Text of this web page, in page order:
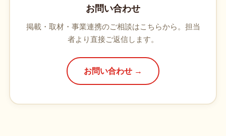
お問い合わせ
掲載・取材・事業連携のご相談はこちらから。担当
者より直接ご返信します。
お問い合わせ →